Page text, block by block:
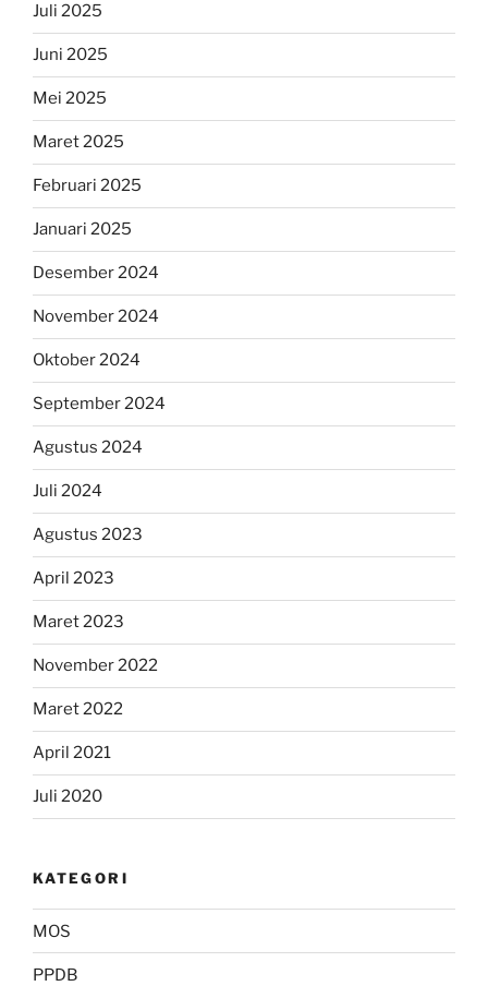
Juli 2025
Juni 2025
Mei 2025
Maret 2025
Februari 2025
Januari 2025
Desember 2024
November 2024
Oktober 2024
September 2024
Agustus 2024
Juli 2024
Agustus 2023
April 2023
Maret 2023
November 2022
Maret 2022
April 2021
Juli 2020
KATEGORI
MOS
PPDB